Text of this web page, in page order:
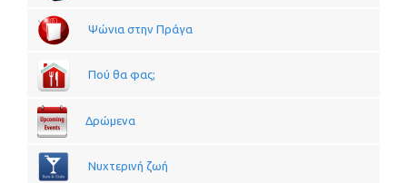
Ψώνια στην Πράγα
Πού θα φας;
Δρώμενα
Νυχτερινή ζωή